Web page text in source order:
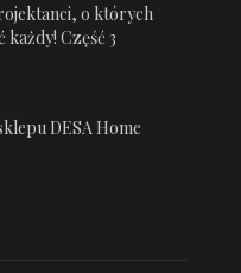
o których
Część 3
DESA Home